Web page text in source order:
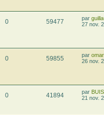
0 59477 par
27 nov.
0 59855 par
26 nov.
0 41894 par
21 nov.